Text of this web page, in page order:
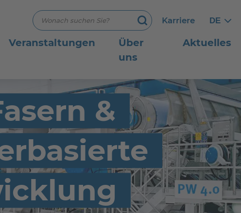
Suchbegriff eingeben
SuchenKarriere DE
Veranstaltungen
Über
uns
Aktuelles
&